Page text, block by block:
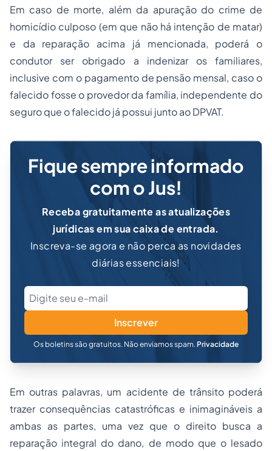
Em caso de morte, além da apuração do crime de
homicídio culposo (em que não há intenção de matar)
e da reparação acima já mencionada, poderá o
condutor ser obrigado a indenizar os familiares,
inclusive com o pagamento de pensão mensal, caso o
falecido fosse o provedor da família, independente do
seguro que o falecido já possui junto ao DPVAT.
Fique sempre informado
com o Jus!
Receba gratuitamente as atualizações
jurídicas em sua caixa de entrada.
Inscreva-se agora e não perca as novidades
diárias essenciais!
Inscrever
Os boletins são gratuitos. Não enviamos spam. Privacidade
Em outras palavras, um acidente de trânsito poderá
trazer consequências catastróficas e inimagináveis a
ambas as partes, uma vez que o direito busca a
reparação integral do dano, de modo que o lesado